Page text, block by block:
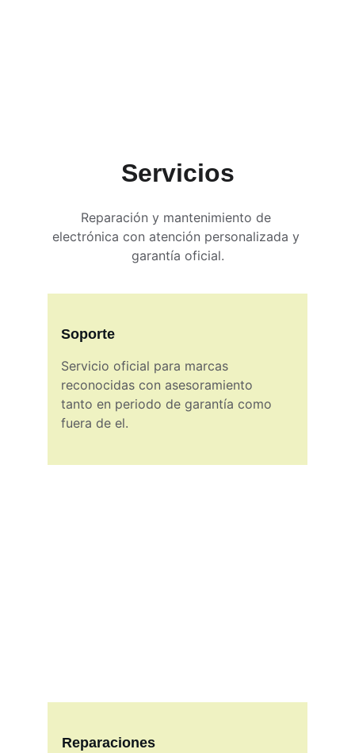
Servicios
Reparación y mantenimiento de
electrónica con atención personalizada y
garantía oficial.
Reparaciones
Soporte
Servicio oficial para marcas
reconocidas con asesoramiento
tanto en periodo de garantía como
fuera de el.